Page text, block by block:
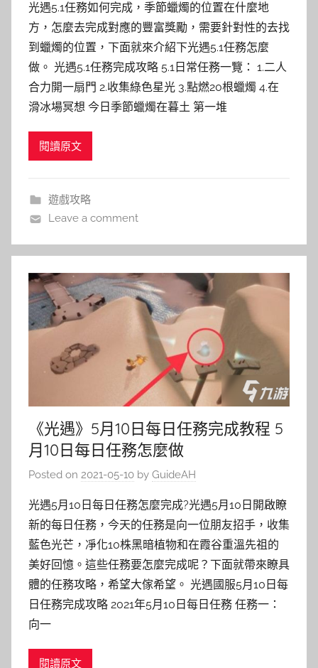
光遇5.1任務如何完成，季節蠟燭的位置在什麼地
方，怎麼去完成對應的豐富獎勵，需要針對性的去找
到蠟燭的位置，下面就來介紹下光遇5.1任務怎麼
做。 光遇5.1任務完成攻略 5.1日常任務一覽： 1.二人
合力開一扇門 2.收集綠色星光 3.點燃20根蠟燭 4.在
滑冰場冥想 今日季節蠟燭在暮土 第一堆
閱讀原文
遊戲攻略
Leave a comment
《光遇》5月10日每日任務完成教程 5
月10日每日任務怎麼做
Posted on 2021-05-10 by GuideAH
光遇5月10日每日任務怎麼完成?光遇5月10日開啟瞭
新的每日任務，今天的任務是向一位朋友招手，收集
藍色光芒，凈化10株黑暗植物和在霞谷重溫先祖的
美好回憶。這些任務要怎麼完成呢？下面就帶來瞭具
體的任務攻略，希望大傢希望。 光遇國服5月10日每
日任務完成攻略 2021年5月10日每日任務 任務一：
向一
閱讀原文